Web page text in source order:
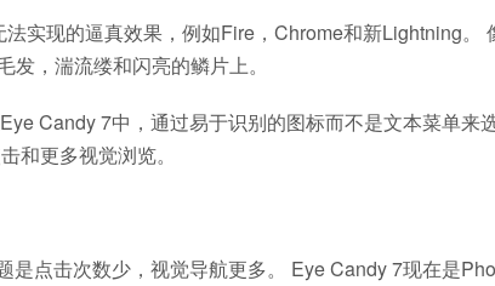
实现的逼真效果，例如Fire，Chrome和新Lightning。
，湍流缕和闪亮的鳞片上。
Candy 7中，通过易于识别的图标而不是文本菜单来
和更多视觉浏览。
是点击次数少，视觉导航更多。 Eye Candy 7现在是